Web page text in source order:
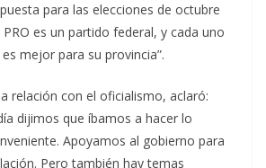
para las elecciones de octubre
es un partido federal, y cada uno
mejor para su provincia”.
relación con el oficialismo, aclaró:
dijimos que íbamos a hacer lo
Apoyamos al gobierno para
Pero también hay temas